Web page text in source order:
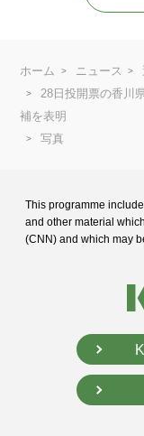
ホーム ニュース
28日投開票の香川
補を表明
写真
This programme
and other material
(CNN) and which may